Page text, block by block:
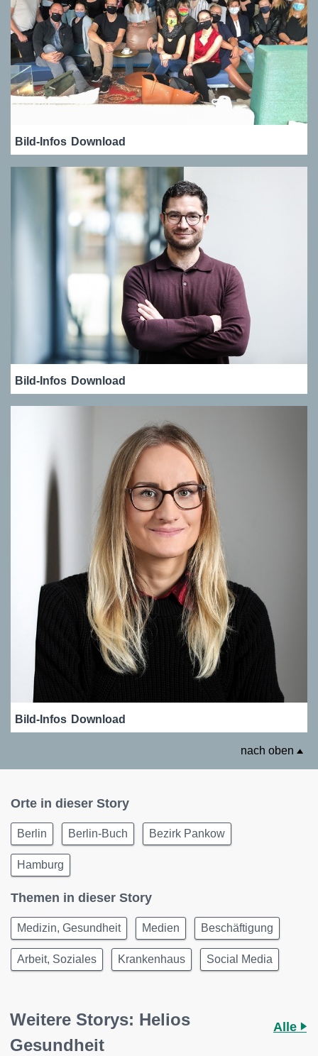
Bild-Infos Download
Bild-Infos Download
Bild-Infos Download
nach oben
Orte in dieser Story
Berlin Berlin-Buch Bezirk Pankow
Hamburg
Themen in dieser Story
Medizin, Gesundheit Medien Beschäftigung
Arbeit, Soziales Krankenhaus Social Media
Weitere Storys: Helios
Gesundheit
Alle